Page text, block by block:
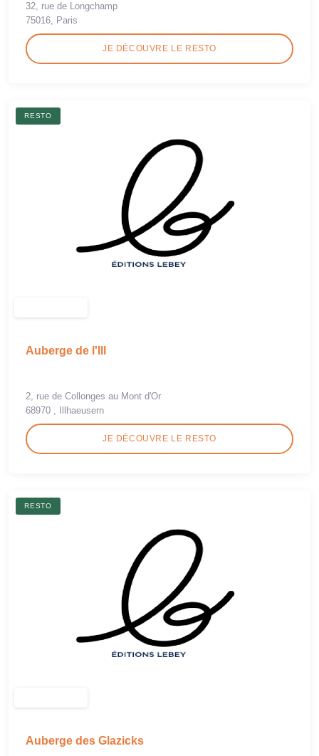
32, rue de Longchamp
75016, Paris
JE DÉCOUVRE LE RESTO
RESTO
Auberge de l'Ill
2, rue de Collonges au Mont d'Or
68970 , Illhaeusern
JE DÉCOUVRE LE RESTO
RESTO
Auberge des Glazicks